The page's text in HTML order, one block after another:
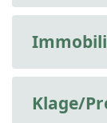
Klage/